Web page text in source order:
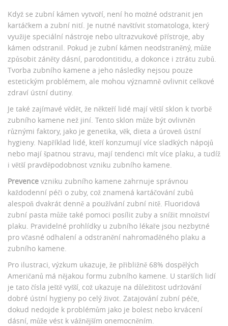
Když se zubní kámen vytvoří, není ho možné odstranit jen
kartáčkem a zubní nití. Je nutné navštívit stomatologa, který
využije speciální nástroje nebo ultrazvukové přístroje, aby
kámen odstranil. Pokud je zubní kámen neodstraněný, může
způsobit záněty dásní, parodontitidu, a dokonce i ztrátu zubů.
Tvorba zubního kamene a jeho následky nejsou pouze
estetickým problémem, ale mohou významně ovlivnit celkové
zdraví ústní dutiny.
Je také zajímavé vědět, že někteří lidé mají větší sklon k tvorbě
zubního kamene než jiní. Tento sklon může být ovlivněn
různými faktory, jako je genetika, věk, dieta a úroveň ústní
hygieny. Například lidé, kteří konzumují více sladkých nápojů
nebo mají špatnou stravu, mají tendenci mít více plaku, a tudíž
i větší pravděpodobnost vzniku zubního kamene.
Prevence vzniku zubního kamene zahrnuje správnou
každodenní péči o zuby, což znamená kartáčování zubů
alespoň dvakrát denně a používání zubní nitě. Fluoridová
zubní pasta může také pomoci posílit zuby a snížit množství
plaku. Pravidelné prohlídky u zubního lékaře jsou nezbytné
pro včasné odhalení a odstranění nahromaděného plaku a
zubního kamene.
Pro ilustraci, výzkum ukazuje, že přibližně 68% dospělých
Američanů má nějakou formu zubního kamene. U starších lidí
je tato čísla ještě vyšší, což ukazuje na důležitost udržování
dobré ústní hygieny po celý život. Zatajování zubní péče,
dokud nedojde k problémům jako je bolest nebo krvácení
dásní, může vést k vážnějším onemocněním.